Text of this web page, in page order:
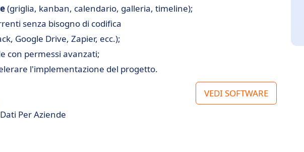
(griglia, kanban, calendario, galleria, timeline);
senza bisogno di codifica
Google Drive, Zapier, ecc.);
con permessi avanzati;
l'implementazione del progetto.
VEDI SOFTWARE
Per Aziende